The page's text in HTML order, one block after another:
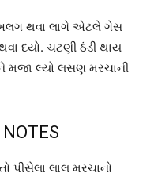
થવા લાગે એટલે ગેસ
દયો. ચટણી ઠંડી થાય
મજા લ્યો લસણ મરચાની
પીસેલા લાલ મરચાનો